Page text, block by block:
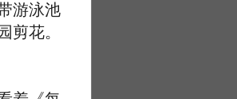
游泳池
剪花。